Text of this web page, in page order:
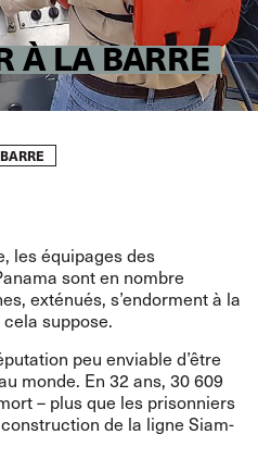
À LA BARRE
les équipages des
sont en nombre
exténués, s’endorment à la
suppose.
peu enviable d’être
monde. En 32 ans, 30 609
– plus que les prisonniers
de la ligne Siam-